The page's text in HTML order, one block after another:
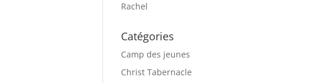
Rachel
Catégories
Camp des jeunes
Christ Tabernacle